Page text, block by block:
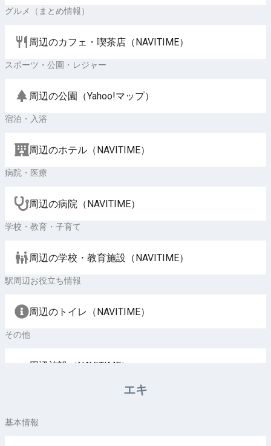
グルメ（まとめ情報）
周辺のカフェ・喫茶店（NAVITIME）
スポーツ・公園・レジャー
周辺の公園（Yahoo!マップ）
宿泊・入浴
周辺のホテル（NAVITIME）
病院・医療
周辺の病院（NAVITIME）
学校・教育・子育て
周辺の学校・教育施設（NAVITIME）
駅周辺お役立ち情報
周辺のトイレ（NAVITIME）
その他
周辺施設（NAVITIME）
エキ
基本情報